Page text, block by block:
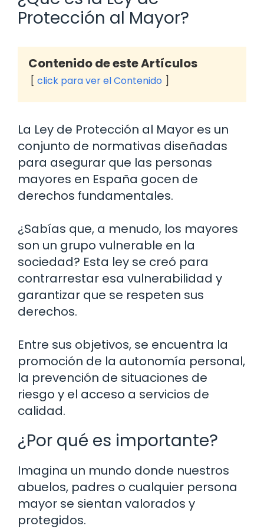
Protección al Mayor?
Contenido de este Artículos
click para ver el Contenido
La Ley de Protección al Mayor es un
conjunto de normativas diseñadas
para asegurar que las personas
mayores en España gocen de
derechos fundamentales.
¿Sabías que, a menudo, los mayores
son un grupo vulnerable en la
sociedad? Esta ley se creó para
contrarrestar esa vulnerabilidad y
garantizar que se respeten sus
derechos.
Entre sus objetivos, se encuentra la
promoción de la autonomía personal,
la prevención de situaciones de
riesgo y el acceso a servicios de
calidad.
¿Por qué es importante?
Imagina un mundo donde nuestros
abuelos, padres o cualquier persona
mayor se sientan valorados y
protegidos.